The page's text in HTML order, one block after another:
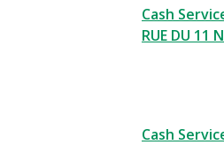
Cash
RUE DU 11
Cash